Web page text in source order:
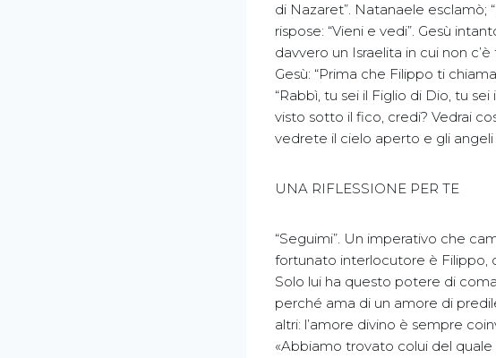
di Nazaret”. Natanaele esclamò;
rispose: “Vieni e vedi”. Gesù
davvero un Israelita in cui non
Gesù: “Prima che Filippo ti
“Rabbì, tu sei il Figlio di Dio, tu
visto sotto il fico, credi? Vedrai
vedrete il cielo aperto e gli angeli
UNA RIFLESSIONE PER TE
“Seguimi”. Un imperativo che
fortunato interlocutore è Filippo,
Solo lui ha questo potere di
perché ama di un amore di
altri: l’amore divino è sempre
«Abbiamo trovato colui del